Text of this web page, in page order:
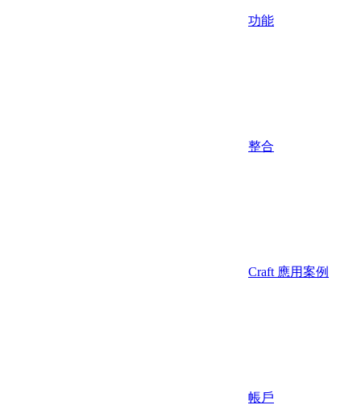
功能
整合
Craft 應用案例
帳戶